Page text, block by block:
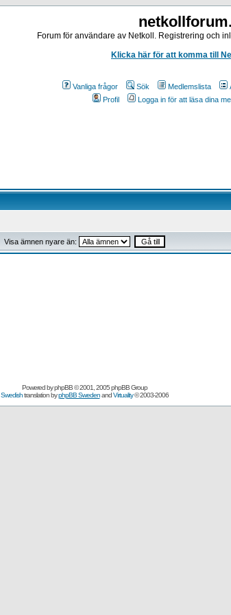
Forum för användare av Netkoll. Registrering och
Klicka här för att komma till
Vanliga frågor Sök Medlemslista
Profil
Logga in för att läsa dina
Visa ämnen nyare än:
Powered byphpBB© 2001, 2005 phpBB Group
Swedishtranslation byphpBB SwedenandVirtuality© 2003-2006